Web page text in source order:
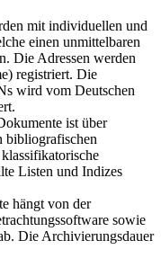
mit individuellen und
einen unmittelbaren
Die Adressen werden
registriert. Die
wird vom Deutschen
ist über
bibliografischen
Listen und Indizes
hängt von der
sowie
Die Archivierungsdauer